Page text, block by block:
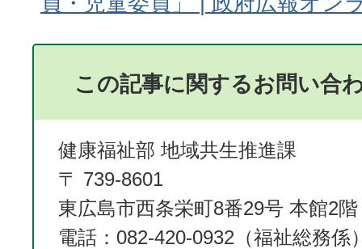
この記事に関するお問い合
健康福祉部 地域共生推進課
〒 739-8601
東広島市西条栄町8番29号 本館2階
電話：082-420-0932（福祉総務係